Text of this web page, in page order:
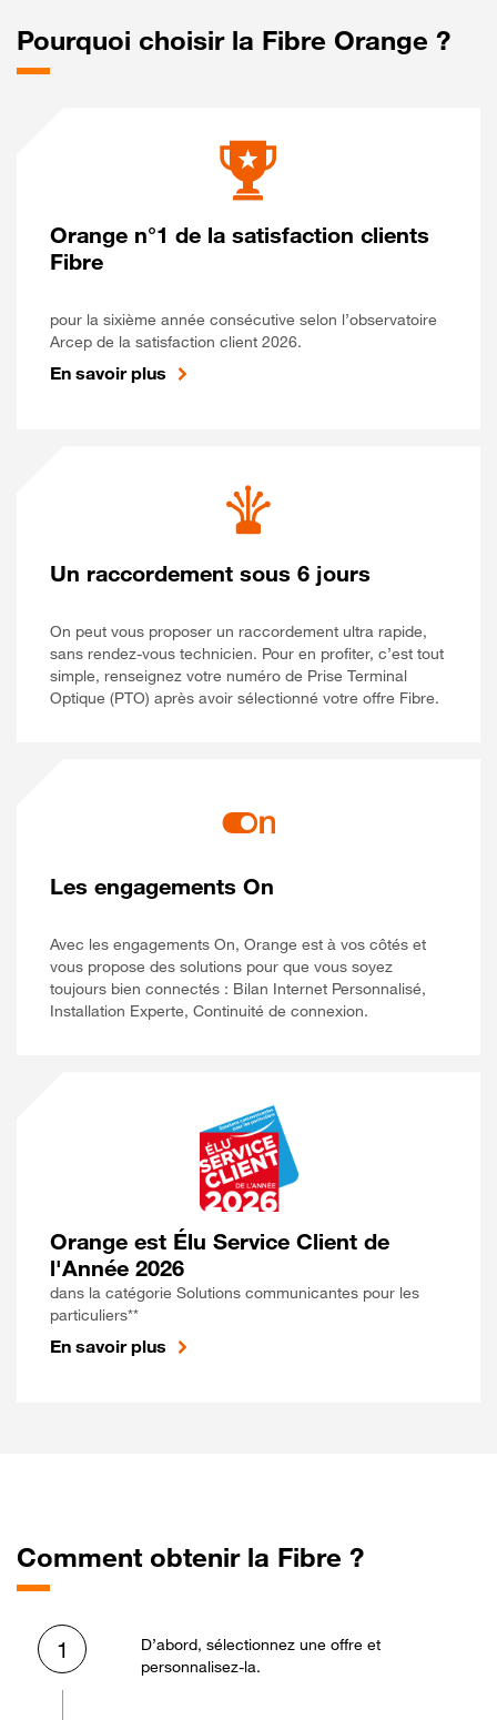
Pourquoi choisir la Fibre Orange ?
Orange n°1 de la satisfaction clients
Fibre
pour la sixième année consécutive selon l’observatoire
Arcep de la satisfaction client 2026.
En savoir plus
Un raccordement sous 6 jours
On peut vous proposer un raccordement ultra rapide,
sans rendez-vous technicien. Pour en profiter, c’est tout
simple, renseignez votre numéro de Prise Terminal
Optique (PTO) après avoir sélectionné votre offre Fibre.
Les engagements On
Avec les engagements On, Orange est à vos côtés et
vous propose des solutions pour que vous soyez
toujours bien connectés : Bilan Internet Personnalisé,
Installation Experte, Continuité de connexion.
Orange est Élu Service Client de
l'Année 2026
dans la catégorie Solutions communicantes pour les
particuliers**
En savoir plus
Comment obtenir la Fibre ?
1
D’abord, sélectionnez une offre et
personnalisez-la.